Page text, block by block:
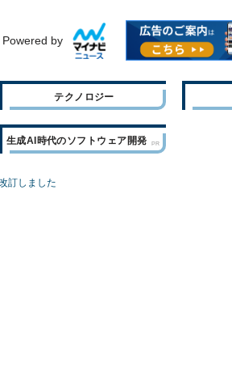
Powered by
テクノロジー
生成AI時代のソフトウェア開発
訂しました